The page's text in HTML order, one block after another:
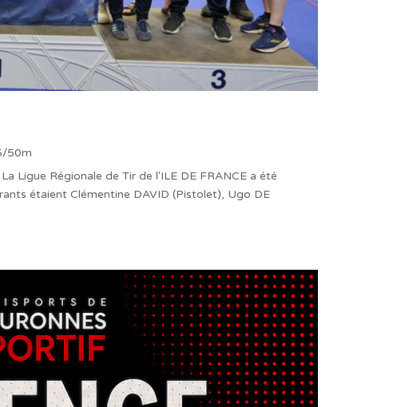
50m
Ligue Régionale de Tir de l'ILE DE FRANCE a été
étaient Clémentine DAVID (Pistolet), Ugo DE